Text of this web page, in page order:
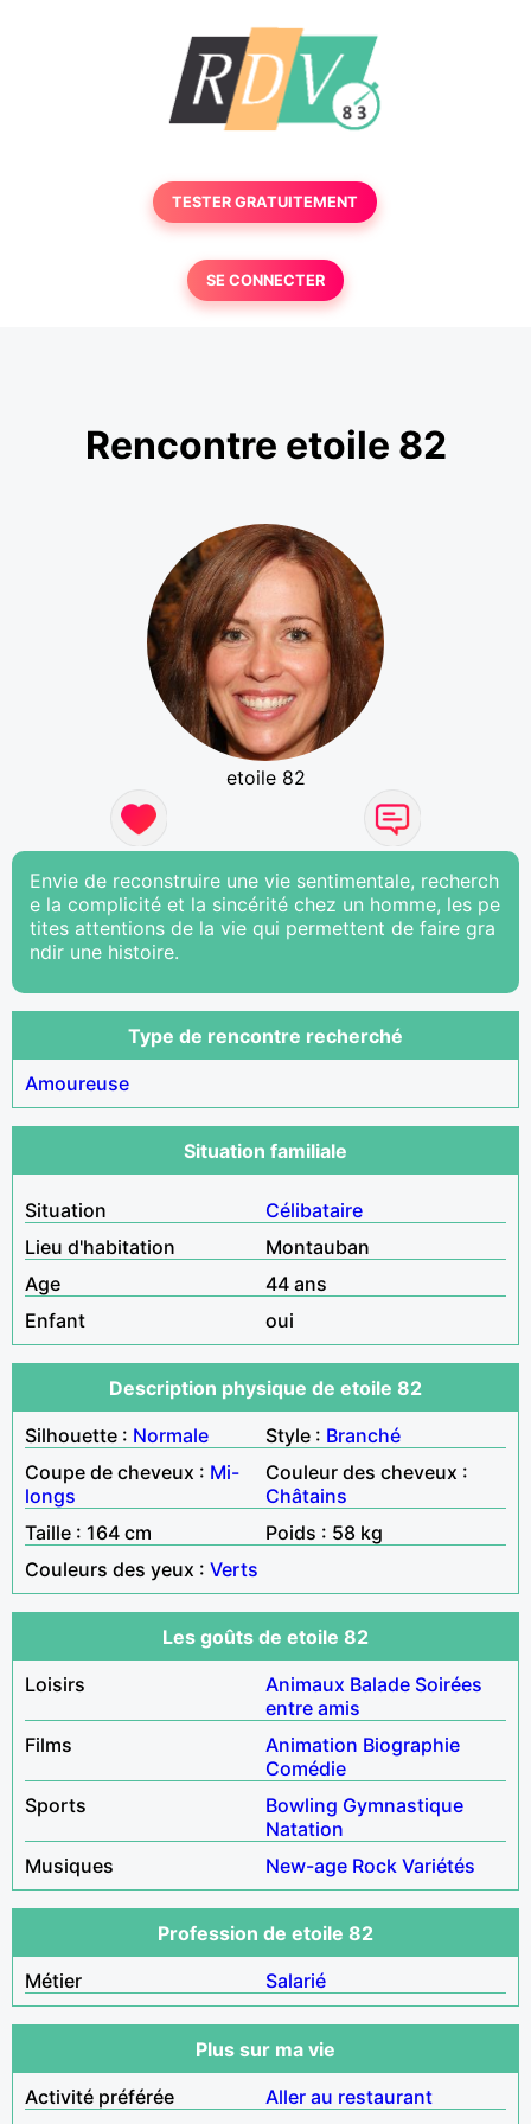
TESTER GRATUITEMENT
SE CONNECTER
Rencontre etoile 82
etoile 82
Envie de reconstruire une vie sentimentale, recherch
e la complicité et la sincérité chez un homme, les pe
tites attentions de la vie qui permettent de faire gra
ndir une histoire.
Type de rencontre recherché
Amoureuse
Situation familiale
Situation
Célibataire
Lieu d'habitation
Montauban
Age
44 ans
Enfant
oui
Description physique de etoile 82
Silhouette : Normale Style : Branché
Coupe de cheveux : Mi-
longs
Couleur des cheveux :
Châtains
Taille : 164 cm
Poids : 58 kg
Couleurs des yeux : Verts
Les goûts de etoile 82
Loisirs
Animaux Balade Soirées
entre amis
Films
Animation Biographie
Comédie
Sports
Bowling Gymnastique
Natation
Musiques
New-age Rock Variétés
Profession de etoile 82
Métier
Salarié
Plus sur ma vie
Activité préférée
Aller au restaurant